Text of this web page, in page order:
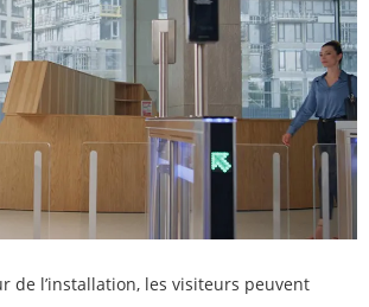
de l’installation, les visiteurs peuvent